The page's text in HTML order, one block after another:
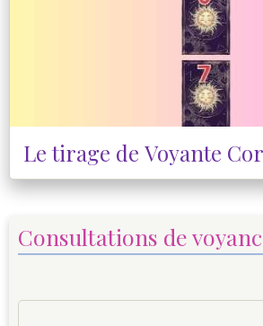
Le tirage de Voyante
Consultations de